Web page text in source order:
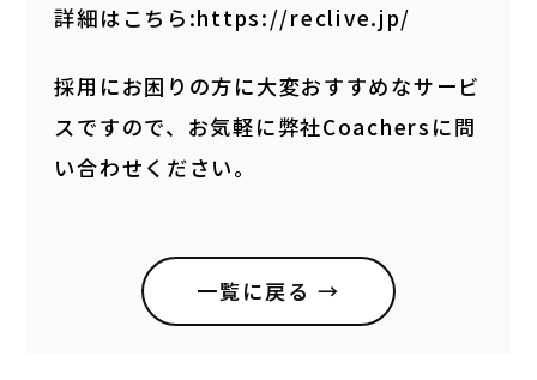
詳細はこちら:https://reclive.jp/
採用にお困りの方に大変おすすめなサービ
スですので、お気軽に弊社Coachersに問
い合わせください。
一覧に戻る →